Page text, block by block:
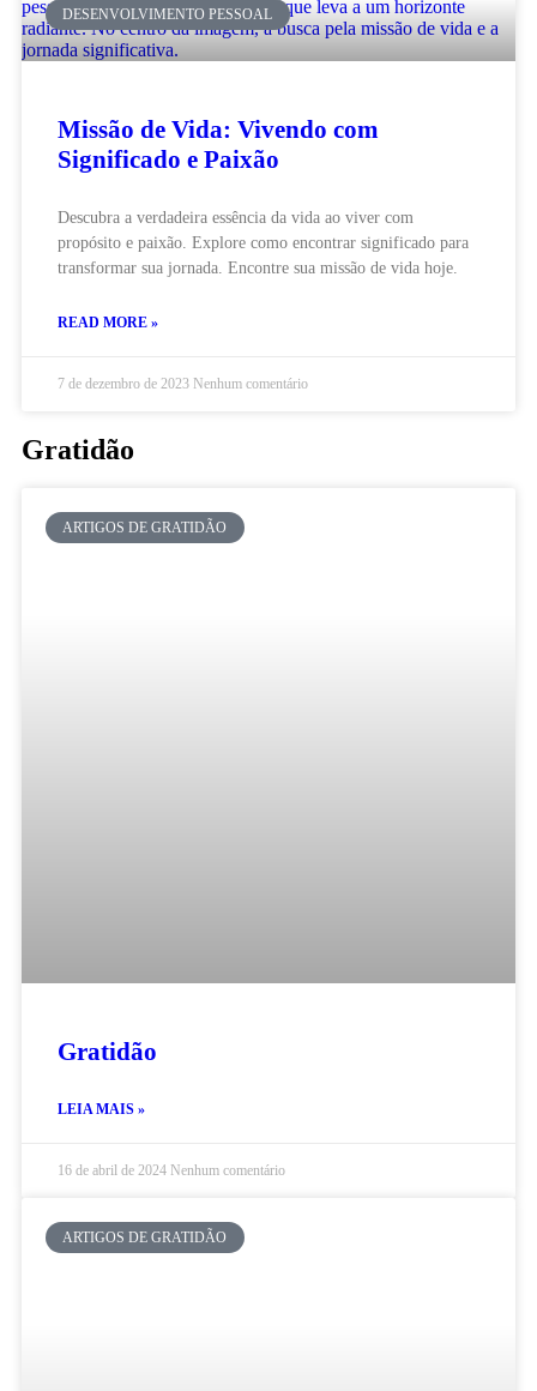
DESENVOLVIMENTO PESSOAL
Missão de Vida: Vivendo com
Significado e Paixão
Descubra a verdadeira essência da vida ao viver com
propósito e paixão. Explore como encontrar significado para
transformar sua jornada. Encontre sua missão de vida hoje.
READ MORE »
7 de dezembro de 2023 Nenhum comentário
Gratidão
ARTIGOS DE GRATIDÃO
Gratidão
LEIA MAIS »
16 de abril de 2024 Nenhum comentário
ARTIGOS DE GRATIDÃO